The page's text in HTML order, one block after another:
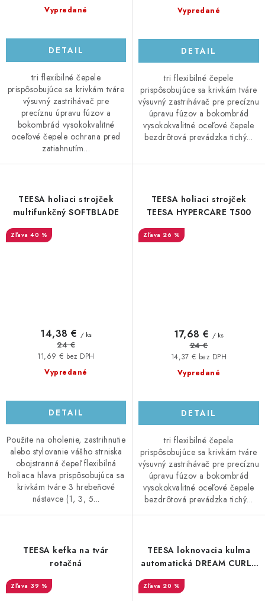
Vypredané
DETAIL
tri flexibilné čepele
prispôsobujúce sa krivkám tváre
výsuvný zastrihávač pre
precíznu úpravu fúzov a
bokombrád vysokokvalitné
oceľové čepele ochrana pred
zatiahnutím...
Vypredané
DETAIL
tri flexibilné čepele
prispôsobujúce sa krivkám tváre
výsuvný zastrihávač pre precíznu
úpravu fúzov a bokombrád
vysokokvalitné oceľové čepele
bezdrôtová prevádzka tichý...
TEESA holiaci strojček
multifunkčný SOFTBLADE
40 %
Vypredané
11,69 € bez DPH
14,38 € / ks
24 €
DETAIL
Použite na oholenie, zastrihnutie
alebo stylovanie vášho strniska
obojstranná čepeľ flexibilná
holiaca hlava prispôsobujúca sa
krivkám tváre 3 hrebeňové
nástavce (1, 3, 5...
TEESA holiaci strojček
TEESA HYPERCARE T500
26 %
Vypredané
14,37 € bez DPH
17,68 € / ks
24 €
DETAIL
tri flexibilné čepele
prispôsobujúce sa krivkám tváre
výsuvný zastrihávač pre precíznu
úpravu fúzov a bokombrád
vysokokvalitné oceľové čepele
bezdrôtová prevádzka tichý...
TEESA kefka na tvár
rotačná
39 %
TEESA loknovacia kulma
automatická DREAM CURLS
20 %